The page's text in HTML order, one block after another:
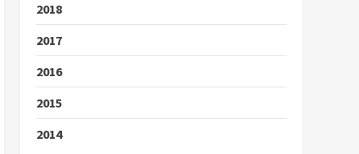
2018
2017
2016
2015
2014